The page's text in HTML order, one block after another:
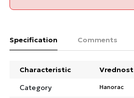
Specification Comments
Characteristic
Vrednost
Category
Hanorac